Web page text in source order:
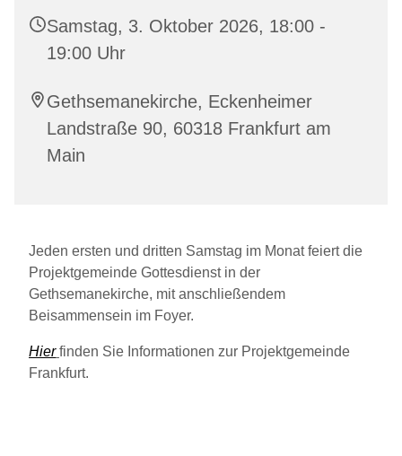
Samstag, 3. Oktober 2026, 18:00 -
19:00 Uhr
Gethsemanekirche, Eckenheimer
Landstraße 90, 60318 Frankfurt am
Main
Jeden ersten und dritten Samstag im Monat feiert die
Projektgemeinde Gottesdienst in der
Gethsemanekirche, mit anschließendem
Beisammensein im Foyer.
Hier finden Sie Informationen zur Projektgemeinde
Frankfurt.